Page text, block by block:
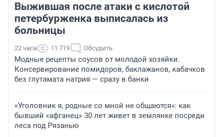
Выжившая после атаки с кислотой
петербурженка выписалась из
больницы
22 часа 11 719 Обсудить
Модные рецепты соусов от молодой хозяйки.
Консервирование помидоров, баклажанов, кабачков
без глутамата натрия — сразу в банки
«Уголовник я, родные со мной не общаются»: как
бывший «афганец» 30 лет живет в землянке посреди
леса под Рязанью